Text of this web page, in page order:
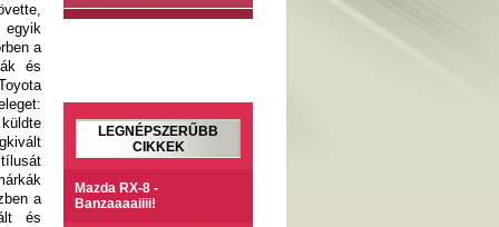
a
és
a
és
LEGNÉPSZERŰBB
CIKKEK
Mazda RX-8 -
Banzaaaaiiii!